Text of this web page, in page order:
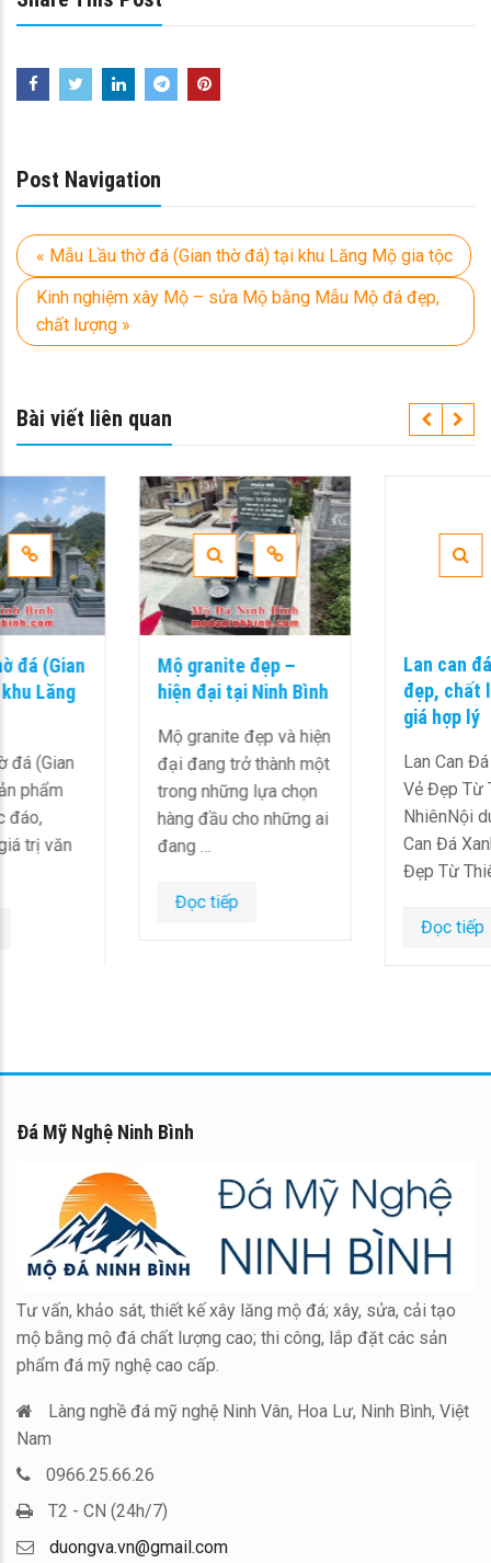
Post Navigation
« Mẫu Lầu thờ đá (Gian thờ đá) tại khu Lăng Mộ gia tộc
Kinh nghiệm xây Mộ – sửa Mộ bằng Mẫu Mộ đá đẹp,
chất lượng »
Bài viết liên quan
Mộ granite đẹp –
hiện đại tại Ninh Bình
Mộ granite đẹp và hiện
đại đang trở thành một
trong những lựa chọn
hàng đầu cho những ai
đang …
Lan can đá xanh rêu
đẹp, chất lượng cao,
Lan Can Đá Xanh Rêu:
Vẻ Đẹp Từ Thiên
NhiênNội dung1 Lan
Can Đá Xanh Rêu: Vẻ
Đá Mỹ Nghệ Ninh Bình
Tư vấn, khảo sát, thiết kế xây lăng mộ đá; xây, sửa, cải tạo
mộ bằng mộ đá chất lượng cao; thi công, lắp đặt các sản
phẩm đá mỹ nghệ cao cấp.
Làng nghề đá mỹ nghệ Ninh Vân, Hoa Lư, Ninh Bình, Việt
Nam
0966.25.66.26
T2 - CN (24h/7)
duongva.vn@gmail.com